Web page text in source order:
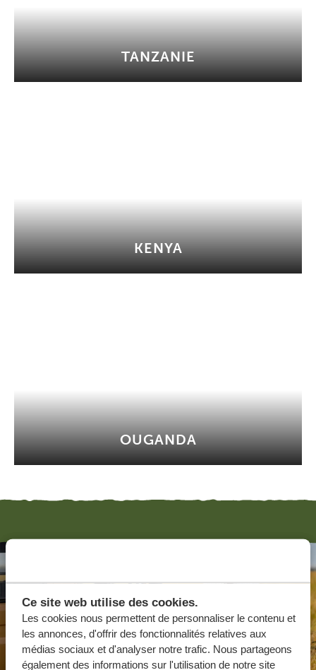
Ce site web utilise des cookies.
Les cookies nous permettent de personnaliser le contenu et
les annonces, d'offrir des fonctionnalités relatives aux
médias sociaux et d'analyser notre trafic. Nous partageons
également des informations sur l'utilisation de notre site
TANZANIE
KENYA
OUGANDA